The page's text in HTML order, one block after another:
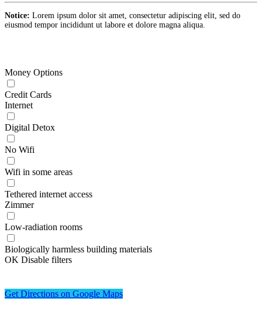
Notice: Lorem ipsum dolor sit amet, consectetur adipiscing elit, sed do
eiusmod tempor incididunt ut labore et dolore magna aliqua.
Money Options
Credit Cards
Internet
Digital Detox
No Wifi
Wifi in some areas
Tethered internet access
Zimmer
Low-radiation rooms
Biologically harmless building materials
OK Disable filters
Get Directions on Google Maps